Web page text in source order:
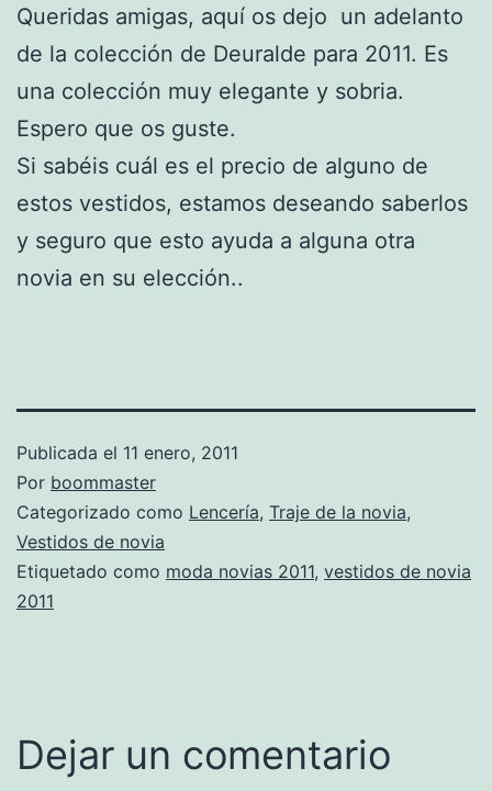
Queridas amigas, aquí os dejo un adelanto
de la colección de Deuralde para 2011. Es
una colección muy elegante y sobria.
Espero que os guste.
Si sabéis cuál es el precio de alguno de
estos vestidos, estamos deseando saberlos
y seguro que esto ayuda a alguna otra
novia en su elección..
Publicada el 11 enero, 2011
Por boommaster
Categorizado como Lencería, Traje de la novia,
Vestidos de novia
Etiquetado como moda novias 2011, vestidos de novia
2011
Dejar un comentario